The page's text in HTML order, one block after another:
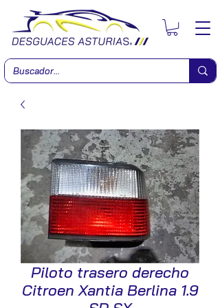
Piloto trasero derecho
Citroen Xantia Berlina 1.9